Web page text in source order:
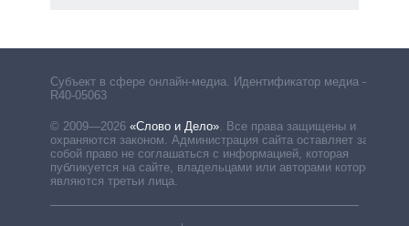
Субъект в сфере онлайн-медиа. Идентификатор медиа –
R40-05063
© 2009—2026 «Слово и Дело»
Все права защищены и
охраняются законом. Администрация сайта оставляет за
собой право не соглашаться с информацией, которая
публикуется на сайте, владельцами или авторами которой
являются третьи лица.